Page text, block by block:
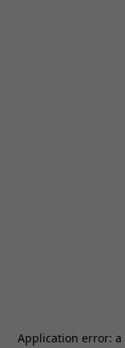
Application error: a